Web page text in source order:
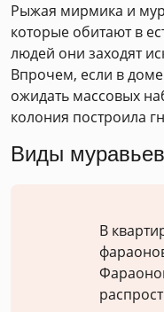
Рыжая мирмика и
которые обитают в
людей они заходят
Впрочем, если в
ожидать массовых
колония построила
Виды муравьев
В